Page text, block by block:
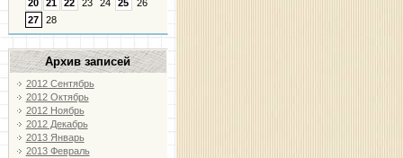
20
21 22 23 24 25
26
27
28
Архив записей
2012 Сентябрь
2012 Октябрь
2012 Ноябрь
2012 Декабрь
2013 Январь
2013 Февраль